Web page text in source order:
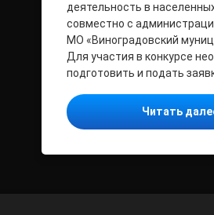
деятельность в
совместно с
МО «Виноградовский
Для участия в конкурсе
подготовить и подать
Читать